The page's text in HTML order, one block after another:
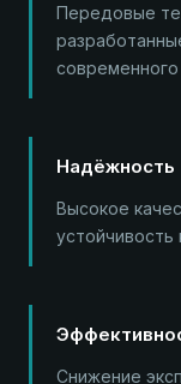
Передовые
Надёжность
Высокое
устойчивость
Снижение